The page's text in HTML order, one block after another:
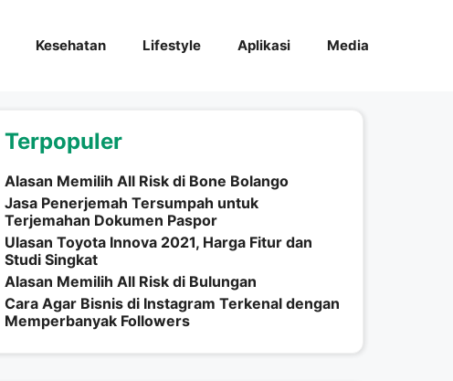
Kesehatan Lifestyle Aplikasi Media
Terpopuler
Alasan Memilih All Risk di Bone Bolango
Jasa Penerjemah Tersumpah untuk
Terjemahan Dokumen Paspor
Ulasan Toyota Innova 2021, Harga Fitur dan
Studi Singkat
Alasan Memilih All Risk di Bulungan
Cara Agar Bisnis di Instagram Terkenal dengan
Memperbanyak Followers